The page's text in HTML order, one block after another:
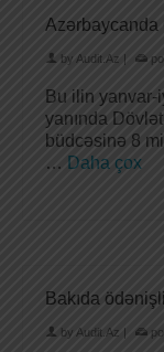
Azərbaycanda
by Audit.Az |
Bu ilin yanvar-
yanında
büdcəsinə 8
… Daha çox
Bakıda
by Audit.Az |